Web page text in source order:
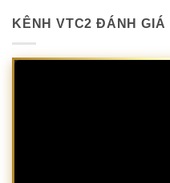
KÊNH VTC2 ĐÁNH GIÁ
Trình